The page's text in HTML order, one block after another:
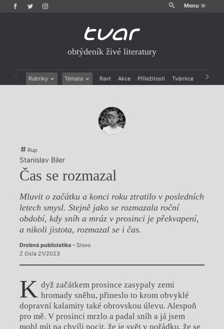
Menu
obtýdeník živé literatury
Rubriky Témata Ravt Akce Příležitosti Tvárnice Archiv
Výroční ceny
Rup
Stanislav Biler
Čas se rozmazal
Mluvit o začátku a konci roku ztratilo v posledních
letech smysl. Stejně jako se rozmazala roční
období, kdy sníh a mráz v prosinci je překvapení,
a nikoli jistota, rozmazal se i čas.
Drobná publicistika– Slovo
Z čísla 21/2023
K dyž začátkem prosince zasypaly zemi
hromady sněhu, přineslo to krom obvyklé
dopravní kalamity také obrovskou úlevu. Alespoň
pro mě. V prosinci mrzlo a padal sníh a já jsem
mohl mít na chvíli pocit, že je svět v pořádku, že se